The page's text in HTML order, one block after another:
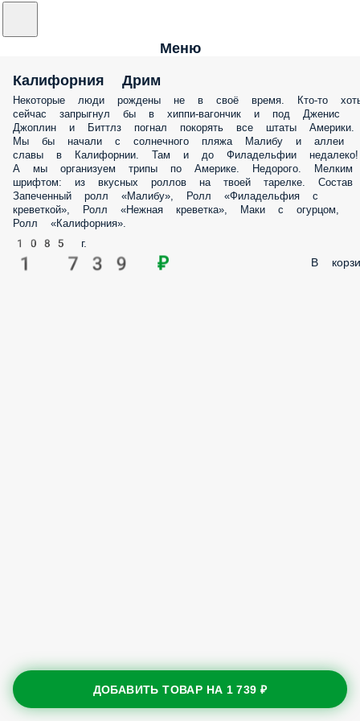
Меню
Калифорния Дрим
Некоторые люди рождены не в своё время. Кто-то
сейчас запрыгнул бы в хиппи-вагончик и под Дженис
Джоплин и Биттлз погнал покорять все штаты Америки.
Мы бы начали с солнечного пляжа Малибу и аллеи
славы в Калифорнии. Там и до Филадельфии недалеко!
А мы организуем трипы по Америке. Недорого. Мелким
шрифтом: из вкусных роллов на твоей тарелке. Состав
Запеченный ролл «Малибу», Ролл «Филадельфия с
креветкой», Ролл «Нежная креветка», Маки с огурцом,
Ролл «Калифорния».
1085 г.
1 739 ₽ В
ДОБАВИТЬ ТОВАР НА 1 739 ₽